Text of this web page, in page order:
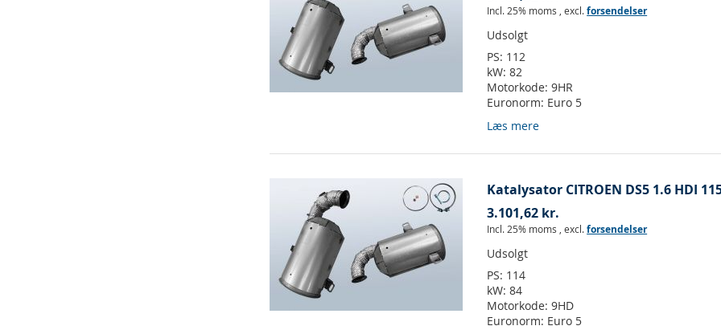
Incl. 25% moms ,excl.forsendelser
Udsolgt
PS: 112
kW:82
Motorkode:9HR
Euronorm: Euro 5
Læs mere
Katalysator CITROEN DS5 1.6 HDI
3.101,62 kr.
Incl. 25% moms ,excl.forsendelser
Udsolgt
PS: 114
kW:84
Motorkode:9HD
Euronorm: Euro 5